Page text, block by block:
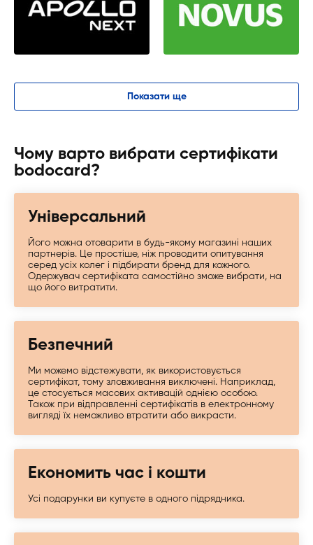
Показати ще
Чому варто вибрати сертифікати
bodocard?
Універсальний
Його можна отоварити в будь-якому магазині наших
партнерів. Це простіше, ніж проводити опитування
серед усіх колег і підбирати бренд для кожного.
Одержувач сертифіката самостійно зможе вибрати, на
що його витратити.
Безпечний
Ми можемо відстежувати, як використовується
сертифікат, тому зловживання виключені. Наприклад,
це стосується масових активацій однією особою.
Також при відправленні сертифікатів в електронному
вигляді їх неможливо втратити або викрасти.
Економить час і кошти
Усі подарунки ви купуєте в одного підрядника.